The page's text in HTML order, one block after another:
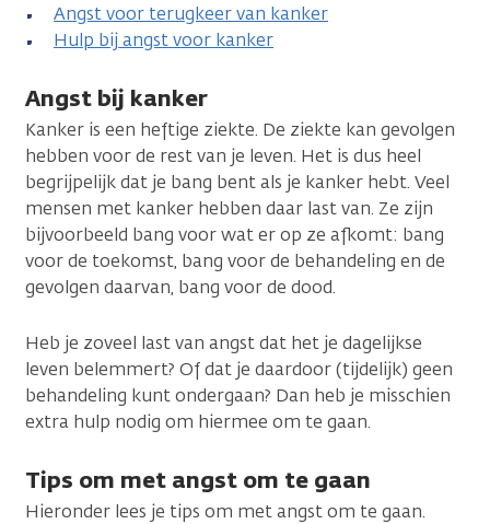
Angst voor terugkeer van kanker
Hulp bij angst voor kanker
Angst bij kanker
Kanker is een heftige ziekte. De ziekte kan gevolgen
hebben voor de rest van je leven. Het is dus heel
begrijpelijk dat je bang bent als je kanker hebt. Veel
mensen met kanker hebben daar last van. Ze zijn
bijvoorbeeld bang voor wat er op ze afkomt: bang
voor de toekomst, bang voor de behandeling en de
gevolgen daarvan, bang voor de dood.
Heb je zoveel last van angst dat het je dagelijkse
leven belemmert? Of dat je daardoor (tijdelijk) geen
behandeling kunt ondergaan? Dan heb je misschien
extra hulp nodig om hiermee om te gaan.
Tips om met angst om te gaan
Hieronder lees je tips om met angst om te gaan.